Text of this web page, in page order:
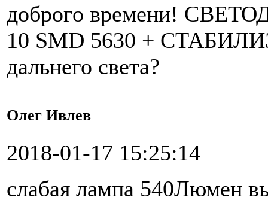
доброго времени!
10 SMD 5630 +
дальнего света?
Олег Ивлев
2018-01-17 15:25:14
слабая лампа 540Люмен